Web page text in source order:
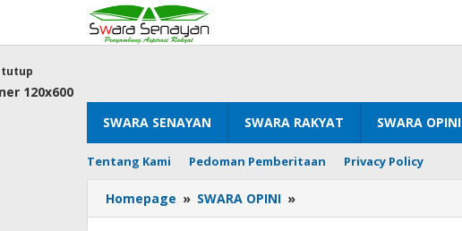
konten
SWARA SENAYAN SWARA RAKYAT SWARA OPINI
Tentang Kami Pedoman Pemberitaan Privacy Policy
tutup
Homepage » SWARA OPINI »
Moneter